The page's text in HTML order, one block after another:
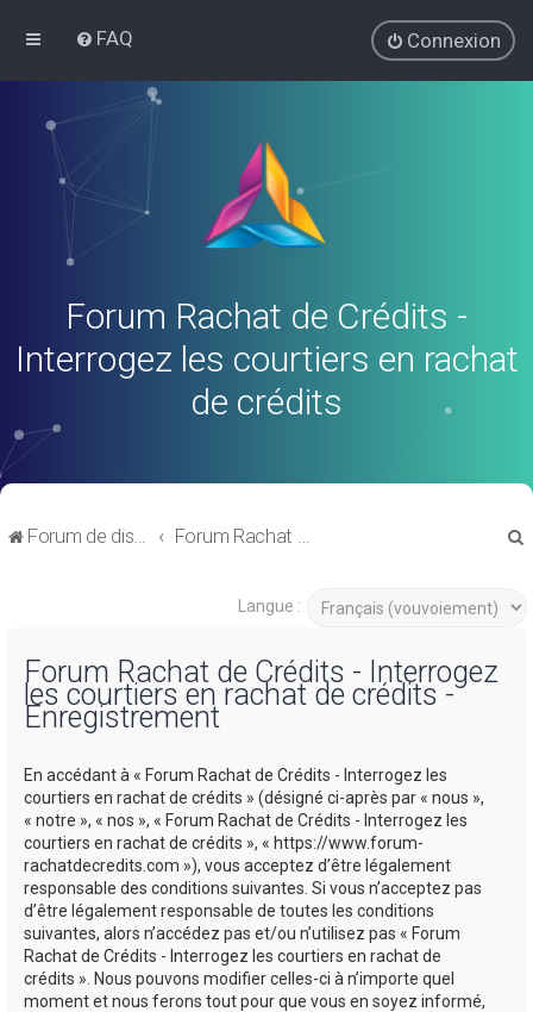
FAQ Connexion
Forum Rachat de Crédits -
Interrogez les courtiers en rachat
de crédits
Forum de discussions sur le Regroupement de Crédits et le Rachat de Crédits Forum Rachat de Crédits
Langue :
Forum Rachat de Crédits - Interrogez
les courtiers en rachat de crédits -
Enregistrement
En accédant à « Forum Rachat de Crédits - Interrogez les
courtiers en rachat de crédits » (désigné ci-après par « nous »,
« notre », « nos », « Forum Rachat de Crédits - Interrogez les
courtiers en rachat de crédits », « https://www.forum-
rachatdecredits.com »), vous acceptez d’être légalement
responsable des conditions suivantes. Si vous n’acceptez pas
d’être légalement responsable de toutes les conditions
suivantes, alors n’accédez pas et/ou n’utilisez pas « Forum
Rachat de Crédits - Interrogez les courtiers en rachat de
crédits ». Nous pouvons modifier celles-ci à n’importe quel
moment et nous ferons tout pour que vous en soyez informé,